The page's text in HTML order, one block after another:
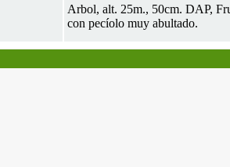
Arbol, alt. 25m., 50cm. DAP,
con pecíolo muy abultado.